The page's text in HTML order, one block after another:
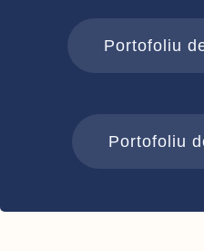
Portofoliu
Portofoliu